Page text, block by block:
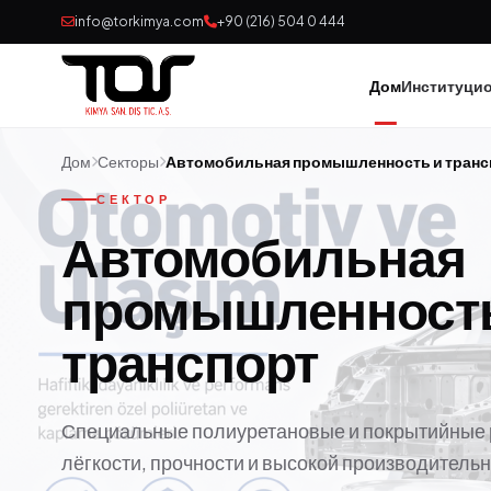
info@torkimya.com +90 (216) 504 0 444
Дом
Дом Секторы Автомобильная промышленность и
СЕКТОР
Автомобильная
транспорт
Специальные полиуретановые и
лёгкости, прочности и высокой